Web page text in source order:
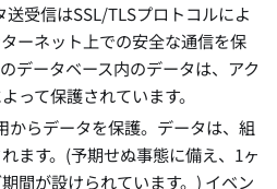
送受信はSSL/TLSプロトコルによ
ーネット上での安全な通信を保
データベース内のデータは、アク
って保護されています。
からデータを保護。データは、組
ます。(予期せぬ事態に備え、1ヶ
間が設けられています。) イベン